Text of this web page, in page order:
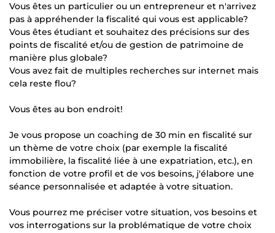
Vous êtes un particulier ou un entrepreneur et n'arrivez
pas à appréhender la fiscalité qui vous est applicable?
Vous êtes étudiant et souhaitez des précisions sur des
points de fiscalité et/ou de gestion de patrimoine de
manière plus globale?
Vous avez fait de multiples recherches sur internet mais
cela reste flou?
Vous êtes au bon endroit!
Je vous propose un coaching de 30 min en fiscalité sur
un thème de votre choix (par exemple la fiscalité
immobilière, la fiscalité liée à une expatriation, etc.), en
fonction de votre profil et de vos besoins, j'élabore une
séance personnalisée et adaptée à votre situation.
Vous pourrez me préciser votre situation, vos besoins et
vos interrogations sur la problématique de votre choix